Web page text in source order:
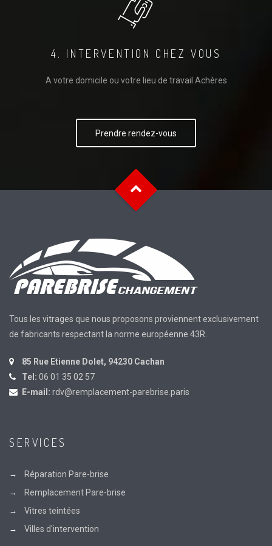
4. INTERVENTION CHEZ VOUS
A votre domicile ou votre lieu de travail Achères
Prendre rendez-vous
Tous les vitrages que nous proposons proviennent exclusivement
de fabricants respectant la norme européenne 43R.
85 Rue Etienne Dolet, 94230 Cachan
Tel: 06 01 35 02 57
E-mail: rdv@remplacement-parebrise.paris
SERVICES
Réparation Pare-brise
Remplacement Pare-brise
Vitres teintées
Villes d'intervention